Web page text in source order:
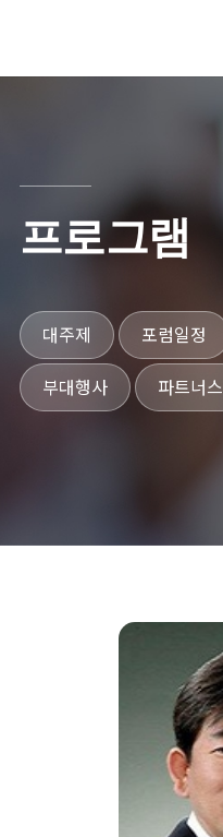
프로그램
대주제 포럼일정
부대행사
파트너스